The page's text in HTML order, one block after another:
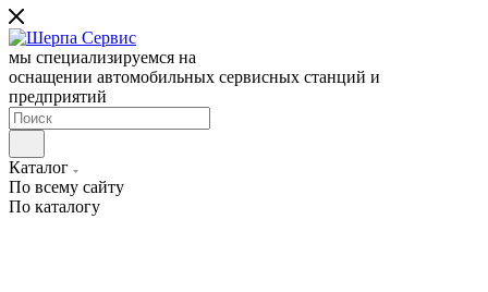
мы специализируемся на
оснащении автомобильных сервисных станций и
предприятий
Каталог
По всему сайту
По каталогу